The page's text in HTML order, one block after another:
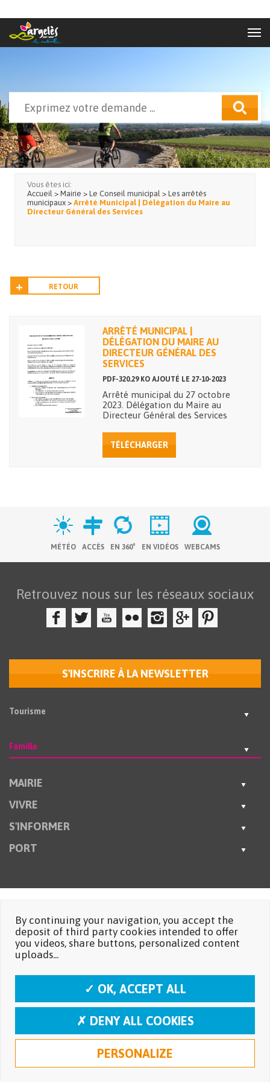
Formulaire de recherche
Vous êtes ici:
Accueil > Mairie > Le Conseil municipal > Les arrêtés
municipaux > Arrêté Municipal | Délégation du Maire au
Directeur Général des Services
RETOUR
ARRÊTÉ MUNICIPAL |
DÉLÉGATION DU MAIRE AU
DIRECTEUR GÉNÉRAL DES
SERVICES
PDF-320.29 KO AJOUTÉ LE 27-10-2023
Arrêté municipal du 27 octobre
2023. Délégation du Maire au
Directeur Général des Services
TÉLÉCHARGER
MÉTÉO ACCÈS EN 360° EN VIDÉOS WEBCAMS
Retrouvez nous sur les réseaux sociaux
S'INSCRIRE À LA NEWSLETTER
Tourisme
Famille
MAIRIE
VIVRE
S'INFORMER
PORT
Protection des données personnelles
Réalisation: Moustic Multimédia
By continuing your navigation, you accept the
deposit of third party cookies intended to offer
you videos, share buttons, personalized content
uploads...
✓ OK, ACCEPT ALL
✗ DENY ALL COOKIES
PERSONALIZE